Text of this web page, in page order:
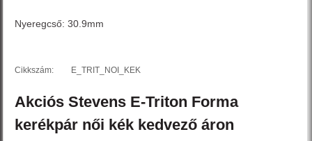
Nyeregcső: 30.9mm
Cikkszám: E_TRIT_NOI_KEK
AkciósStevens E-Triton Forma
kerékpár női kék kedvező áron